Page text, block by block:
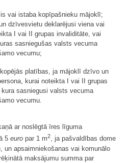
vai istaba kopīpašnieku mājoklī;
dzīvesvietu deklarējusi viena vai
I vai II grupas invaliditāte, vai
sasniegušas valsts vecuma
vecumu;
platības, ja mājoklī dzīvo un
kurai noteikta I vai II grupas
sasniegusi valsts vecuma
vecumu.
ar noslēgtā īres līguma
5 euro par 1 m2, ja pašvaldības dome
un apsaimniekošanas vai komunālo
maksājumu summa par